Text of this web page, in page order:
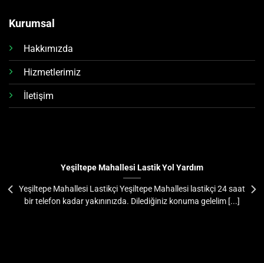
Kurumsal
Hakkımızda
Hizmetlerimiz
İletişim
Yeşiltepe Mahallesi Lastik Yol Yardım
Yeşiltepe Mahallesi Lastikçi Yeşiltepe Mahallesi lastikçi 24 saat
bir telefon kadar yakınınızda. Dilediğiniz konuma gelelim [...]